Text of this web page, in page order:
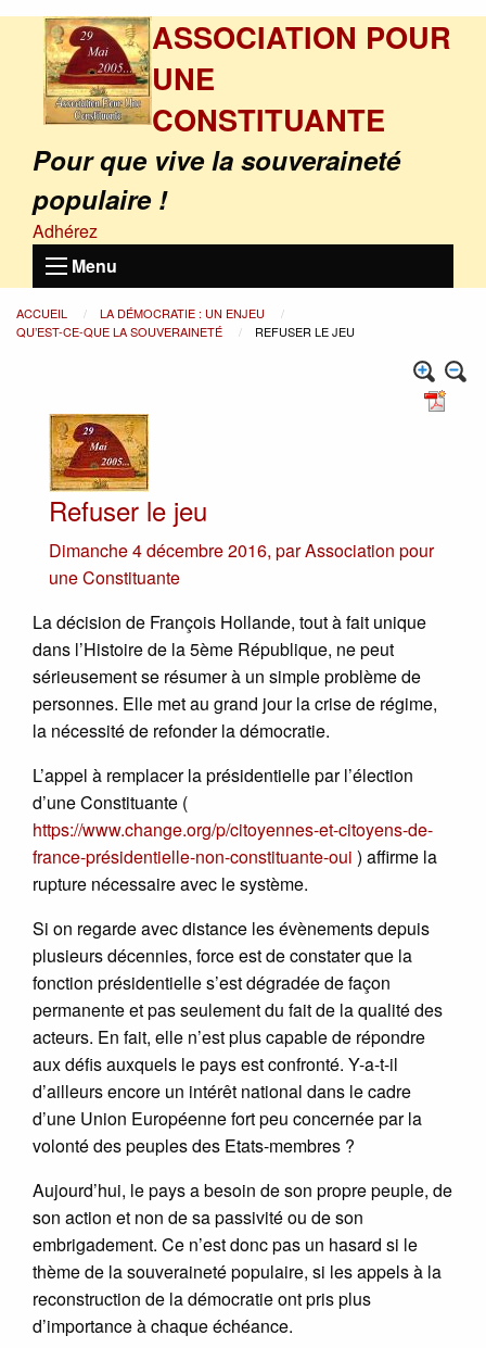
ASSOCIATION POUR
UNE
CONSTITUANTE
Pour que vive la souveraineté
populaire !
Adhérez
Menu
ACCUEIL
LA DÉMOCRATIE : UN ENJEU
QU’EST-CE-QUE LA SOUVERAINETÉ
REFUSER LE JEU
Refuser le jeu
Dimanche 4 décembre 2016, parAssociation pour
une Constituante
La décision de François Hollande, tout à fait unique
dans l’Histoire de la 5ème République, ne peut
sérieusement se résumer à un simple problème de
personnes. Elle met au grand jour la crise de régime,
la nécessité de refonder la démocratie.
L’appel à remplacer la présidentielle par l’élection
d’une Constituante (
https://www.change.org/p/citoyennes-et-citoyens-de-
france-présidentielle-non-constituante-oui ) affirme la
rupture nécessaire avec le système.
Si on regarde avec distance les évènements depuis
plusieurs décennies, force est de constater que la
fonction présidentielle s’est dégradée de façon
permanente et pas seulement du fait de la qualité des
acteurs. En fait, elle n’est plus capable de répondre
aux défis auxquels le pays est confronté. Y-a-t-il
d’ailleurs encore un intérêt national dans le cadre
d’une Union Européenne fort peu concernée par la
volonté des peuples des Etats-membres ?
Aujourd’hui, le pays a besoin de son propre peuple, de
son action et non de sa passivité ou de son
embrigadement. Ce n’est donc pas un hasard si le
thème de la souveraineté populaire, si les appels à la
reconstruction de la démocratie ont pris plus
d’importance à chaque échéance.